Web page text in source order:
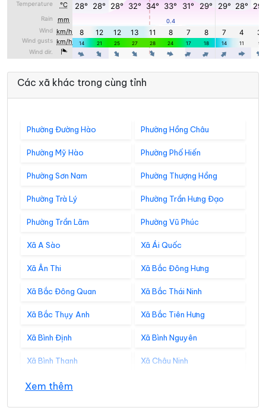
Các xã khác trong cùng tỉnh
Phường Đường Hào Phường Hồng Châu
Phường Mỹ Hào Phường Phố Hiến
Phường Sơn Nam Phường Thượng Hồng
Phường Trà Lý Phường Trần Hưng Đạo
Phường Trần Lãm Phường Vũ Phúc
Xã A Sào Xã Ái Quốc
Xã Ân Thi Xã Bắc Đông Hưng
Xã Bắc Đông Quan Xã Bắc Thái Ninh
Xã Bắc Thụy Anh Xã Bắc Tiên Hưng
Xã Bình Định Xã Bình Nguyên
Xã Bình Thanh Xã Châu Ninh
Xã Chí Minh
Xã Diên Hà Xã Đoàn Đào
Xem thêm